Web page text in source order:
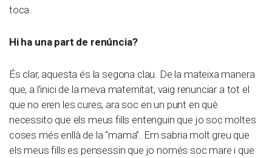
toca.
Hi ha una part de renúncia?
És clar, aquesta és la segona clau. De la mateixa manera
que, a l’inici de la meva maternitat, vaig renunciar a tot el
que no eren les cures, ara soc en un punt en què
necessito que els meus fills entenguin que jo soc moltes
coses més enllà de la “mama”. Em sabria molt greu que
els meus fills es pensessin que jo només soc mare i que